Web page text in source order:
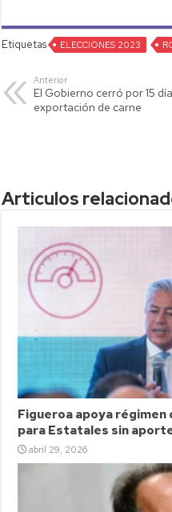
at
s
A
p
tt
er
p
y
Li
nk
ail
Etiquetas ELECCIONES 2023
Anterior
El Gobierno cerró por 15
exportación de carne
Articulos
Figueroa apoya
para Estatales sin
abril 29, 2026